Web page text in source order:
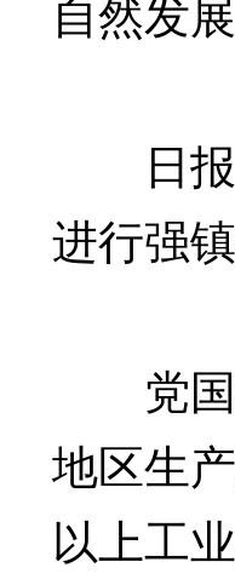
日报
进行强
党国
地区生
以上工